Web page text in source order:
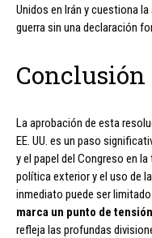
Unidos en Irán y cuestiona
guerra sin una declaración
Conclusión
La aprobación de esta
EE. UU. es un paso
y el papel del Congreso en
política exterior y el uso de
inmediato puede ser
marca un punto de
refleja las profundas